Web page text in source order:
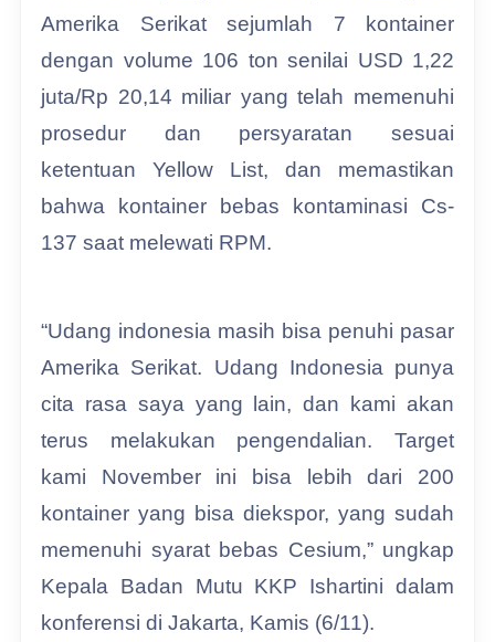
Amerika Serikat sejumlah 7 kontainer
dengan volume 106 ton senilai USD 1,22
juta/Rp 20,14 miliar yang telah memenuhi
prosedur dan persyaratan sesuai
ketentuan Yellow List, dan memastikan
bahwa kontainer bebas kontaminasi Cs-
137 saat melewati RPM.
“Udang indonesia masih bisa penuhi pasar
Amerika Serikat. Udang Indonesia punya
cita rasa saya yang lain, dan kami akan
terus melakukan pengendalian. Target
kami November ini bisa lebih dari 200
kontainer yang bisa diekspor, yang sudah
memenuhi syarat bebas Cesium,” ungkap
Kepala Badan Mutu KKP Ishartini dalam
konferensi di Jakarta, Kamis (6/11).